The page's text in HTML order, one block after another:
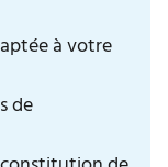
à votre
de